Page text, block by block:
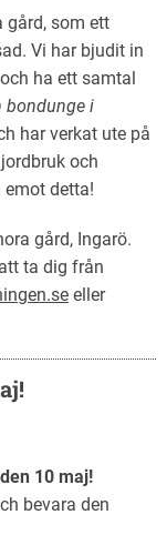
gård, som ett
Vi har bjudit in
ha ett samtal
bondunge i
har verkat ute på
och
emot detta!
gård, Ingarö.
ta dig från
eller
10 maj!
bevara den